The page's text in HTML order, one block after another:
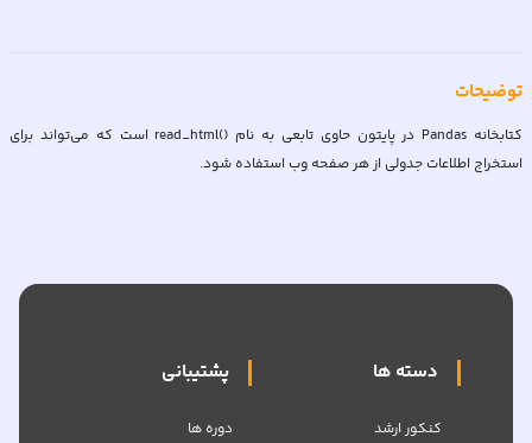
توضیحات
کتابخانه Pandas در پایتون حاوی تابعی به نام ()read_html است که می‌تواند برای
استخراج اطلاعات جدولی از هر صفحه وب استفاده شود.
دسته ها
کنکور ارشد
پشتیبانی
دوره ها